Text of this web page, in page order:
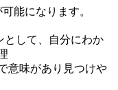
能になります。
として、自分にわか
意味があり見つけや